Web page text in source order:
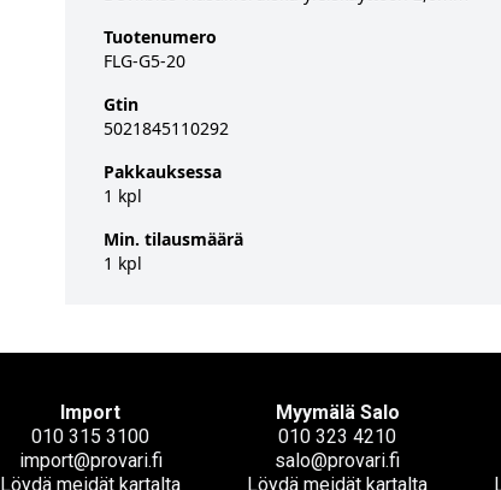
Tuotenumero
FLG-G5-20
Gtin
5021845110292
Pakkauksessa
1 kpl
Min. tilausmäärä
1 kpl
Import
010 315 3100
import@provari.fi
Löydä meidät kartalta
Myymälä Salo
010 323 4210
salo@provari.fi
Löydä meidät kartalta